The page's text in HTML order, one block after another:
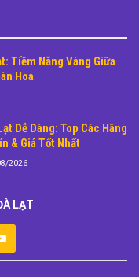
Tiềm Năng Vàng Giữa
Hoa
Dễ Dàng: Top Các Hãng
& Giá Tốt Nhất
2026
LẠT